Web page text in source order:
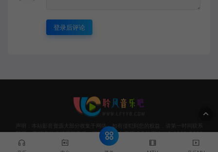
登录后评论
声明：本站影音资源大部分收集于网络，如有侵犯到您的权益，请第一时间联系
我们。 敬请各位支持正版音乐，网站资源请勿商用或非法用途！© 2020-2026
Www.LFYY8.coM